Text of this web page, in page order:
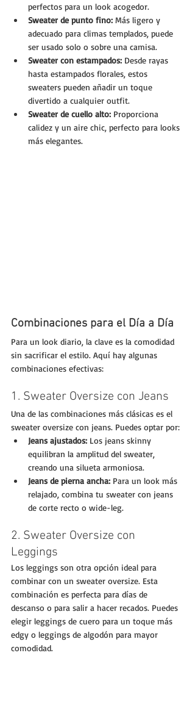
perfectos para un look acogedor.
Sweater de punto fino: Más ligero y
adecuado para climas templados, puede
ser usado solo o sobre una camisa.
Sweater con estampados: Desde rayas
hasta estampados florales, estos
sweaters pueden añadir un toque
divertido a cualquier outfit.
Sweater de cuello alto: Proporciona
calidez y un aire chic, perfecto para looks
más elegantes.
Combinaciones para el Día a Día
Para un look diario, la clave es la comodidad
sin sacrificar el estilo. Aquí hay algunas
combinaciones efectivas:
1. Sweater Oversize con Jeans
Una de las combinaciones más clásicas es el
sweater oversize con jeans. Puedes optar por:
Jeans ajustados: Los jeans skinny
equilibran la amplitud del sweater,
creando una silueta armoniosa.
Jeans de pierna ancha: Para un look más
relajado, combina tu sweater con jeans
de corte recto o wide-leg.
2. Sweater Oversize con
Leggings
Los leggings son otra opción ideal para
combinar con un sweater oversize. Esta
combinación es perfecta para días de
descanso o para salir a hacer recados. Puedes
elegir leggings de cuero para un toque más
edgy o leggings de algodón para mayor
comodidad.